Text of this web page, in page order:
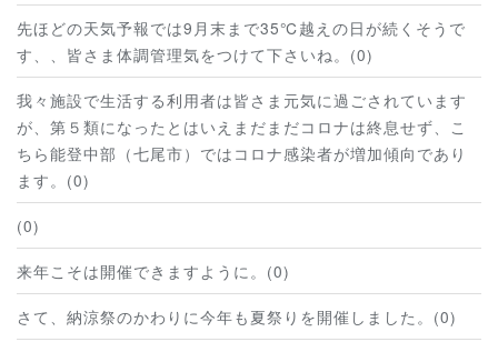
先ほどの天気予報では9月末まで35℃越えの日が続くそうで
す、、皆さま体調管理気をつけて下さいね。(0)
我々施設で生活する利用者は皆さま元気に過ごされています
が、第５類になったとはいえまだまだコロナは終息せず、こ
ちら能登中部（七尾市）ではコロナ感染者が増加傾向であり
ます。(0)
(0)
来年こそは開催できますように。(0)
さて、納涼祭のかわりに今年も夏祭りを開催しました。(0)